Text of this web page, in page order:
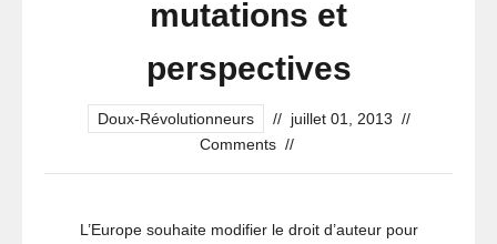
mutations et
perspectives
Doux-Révolutionneurs // juillet 01, 2013 //
Comments //
L’Europe souhaite modifier le droit d’auteur pour